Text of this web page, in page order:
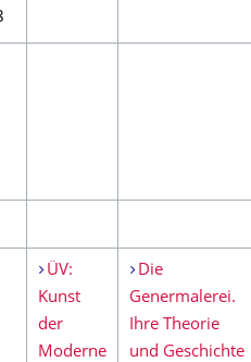
ÜV:
Kunst
der
Moderne
Die
Genermalerei.
Ihre Theorie
und Geschichte